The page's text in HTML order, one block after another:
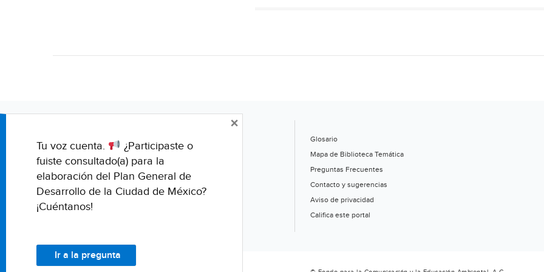
Glosario
Mapa de Biblioteca Temática
Preguntas Frecuentes
Contacto y sugerencias
Aviso de privacidad
Califica este portal
Tu voz cuenta.
¿Participaste o
fuiste consultado(a) para la
elaboración del Plan General de
Desarrollo de la Ciudad de México?
¡Cuéntanos!
Ir a la pregunta
×